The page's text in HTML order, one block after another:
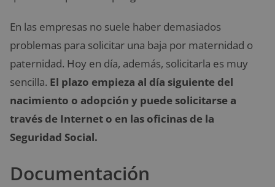
En las empresas no suele haber demasiados
problemas para solicitar una baja por maternidad o
paternidad. Hoy en día, además, solicitarla es muy
sencilla. El plazo empieza al día siguiente del
nacimiento o adopción y puede solicitarse a
través de Internet o en las oficinas de la
Seguridad Social.
Documentación